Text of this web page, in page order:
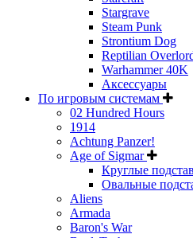
Stargrave
Steam Punk
Strontium Dog
Reptilian
Warhammer 40K
Аксессуары
По игровым системам
02 Hundred Hours
1914
Achtung Panzer!
Age of Sigmar
Круглые
Овальные
Aliens
Armada
Baron's War